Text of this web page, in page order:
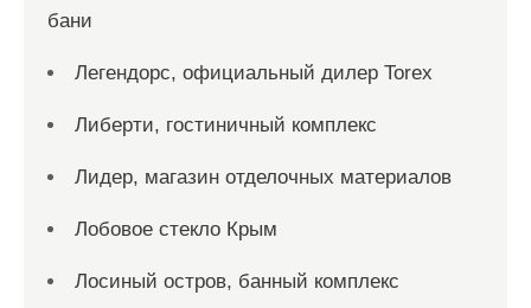
бани
Легендорс, официальный дилер Torex
Либерти, гостиничный комплекс
Лидер, магазин отделочных материалов
Лобовое стекло Крым
Лосиный остров, банный комплекс